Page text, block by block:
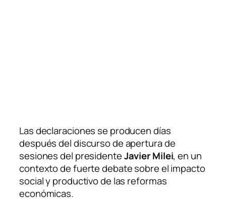
Las declaraciones se producen días
después del discurso de apertura de
sesiones del presidenteJavier Milei, en un
contexto de fuerte debate sobre el impacto
social y productivo de las reformas
económicas.